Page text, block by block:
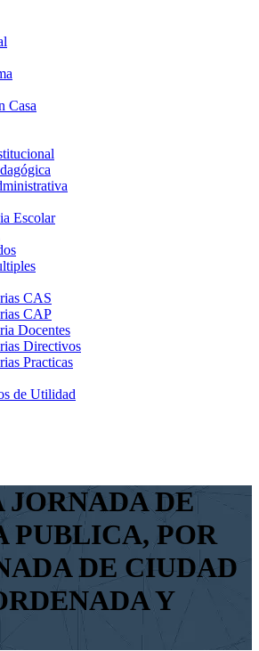
Casa
Escolar
CAS
CAP
Docentes
Directivos
Practicas
de Utilidad
JORNADA DE
PUBLICA, POR
DE CIUDAD
Y